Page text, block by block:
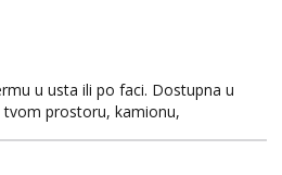
u usta ili po faci. Dostupna u
tvom prostoru, kamionu,